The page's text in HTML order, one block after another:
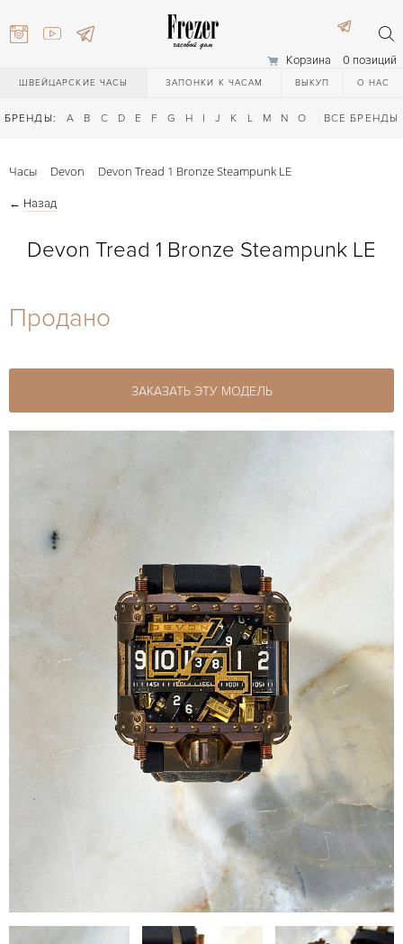
Корзина 0 позиций
ШВЕЙЦАРСКИЕ ЧАСЫ ЗАПОНКИ К ЧАСАМ ВЫКУП О НАС
БРЕНДЫ: A B C D E F G H I J K L M N O Q R S T
ВСЕ БРЕНДЫ
27-44
27-44
Часы Devon Devon Tread 1 Bronze Steampunk LE
← Назад
Devon Tread 1 Bronze Steampunk LE
Продано
ЗАКАЗАТЬ ЭТУ МОДЕЛЬ